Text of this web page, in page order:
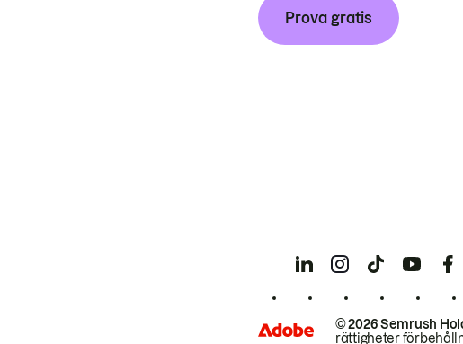
Prova gratis
© 2026 Semrush
rättigheter